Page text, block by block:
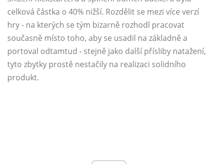
celková částka o 40% nižší. Rozdělit se mezi více verzí
hry - na kterých se tým bizarně rozhodl pracovat
současně místo toho, aby se usadil na základně a
portoval odtamtud - stejně jako další přísliby natažení,
tyto zbytky prostě nestačily na realizaci solidního
produkt.